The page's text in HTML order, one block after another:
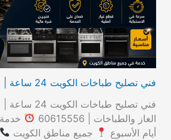
فني تصليح طباخات الكويت 24 ساعة | صيانة أفران الغاز
فني تصليح
الغاز والطباخات | 60615556
أيام الأسبوع
جميع مناطق الكويت